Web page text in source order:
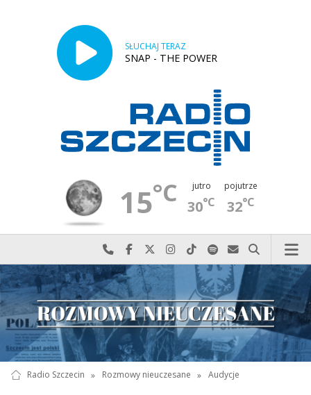
SŁUCHAJ TERAZ
SNAP - THE POWER
15°C jutro
30°C
pojutrze
32°C
Najlepiej po prostu do nas zadzwoń
Odwiedź nas na Facebook-u
Odwiedź nas na X
Odwiedź nas na Instagram-ie
Odwiedź nas na TikTok-u
Szukaj nas na Spotify
Wyślij do nas
Szukaj
Radio Szczecin » Rozmowy nieuczesane » Audycje